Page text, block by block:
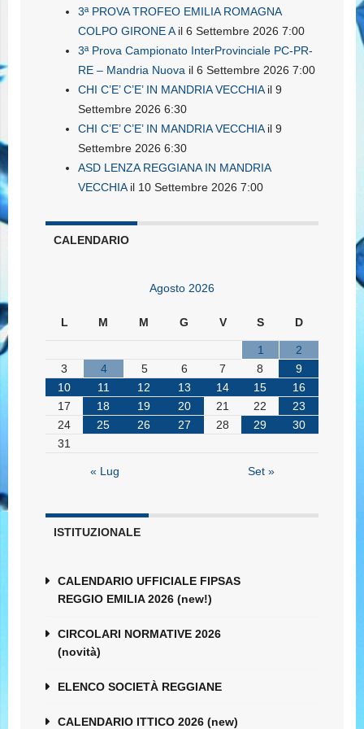
3ª PROVA TROFEO EMILIA ROMAGNA
COLPO GIRONE Ail 6 Settembre 2026 7:00
3ª Prova Campionato InterProvinciale PC-PR-
RE – Mandria Nuova il 6 Settembre 2026 7:00
CHI C’E’ C’E’ IN MANDRIA VECCHIAil 9
Settembre 2026 6:30
CHI C’E’ C’E’ IN MANDRIA VECCHIAil 9
Settembre 2026 6:30
ASD LENZA REGGIANA IN MANDRIA
VECCHIAil 10 Settembre 2026 7:00
CALENDARIO
Agosto 2026
L M M G V S D
1
2
3
4 5 6 7 8
9
10
11 12 13 14 15
16
17
18 19 20 21 22
23
24
25 26 27 28 29
30
31
« Lug Set »
ISTITUZIONALE
CALENDARIO UFFICIALE FIPSAS
REGGIO EMILIA 2026 (new!)
CIRCOLARI NORMATIVE 2026
(novità)
ELENCO SOCIETÀ REGGIANE
CALENDARIO ITTICO 2026 (new)